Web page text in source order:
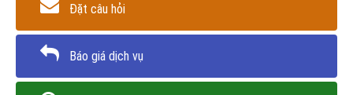
Đặt câu hỏi
Báo giá dịch vụ